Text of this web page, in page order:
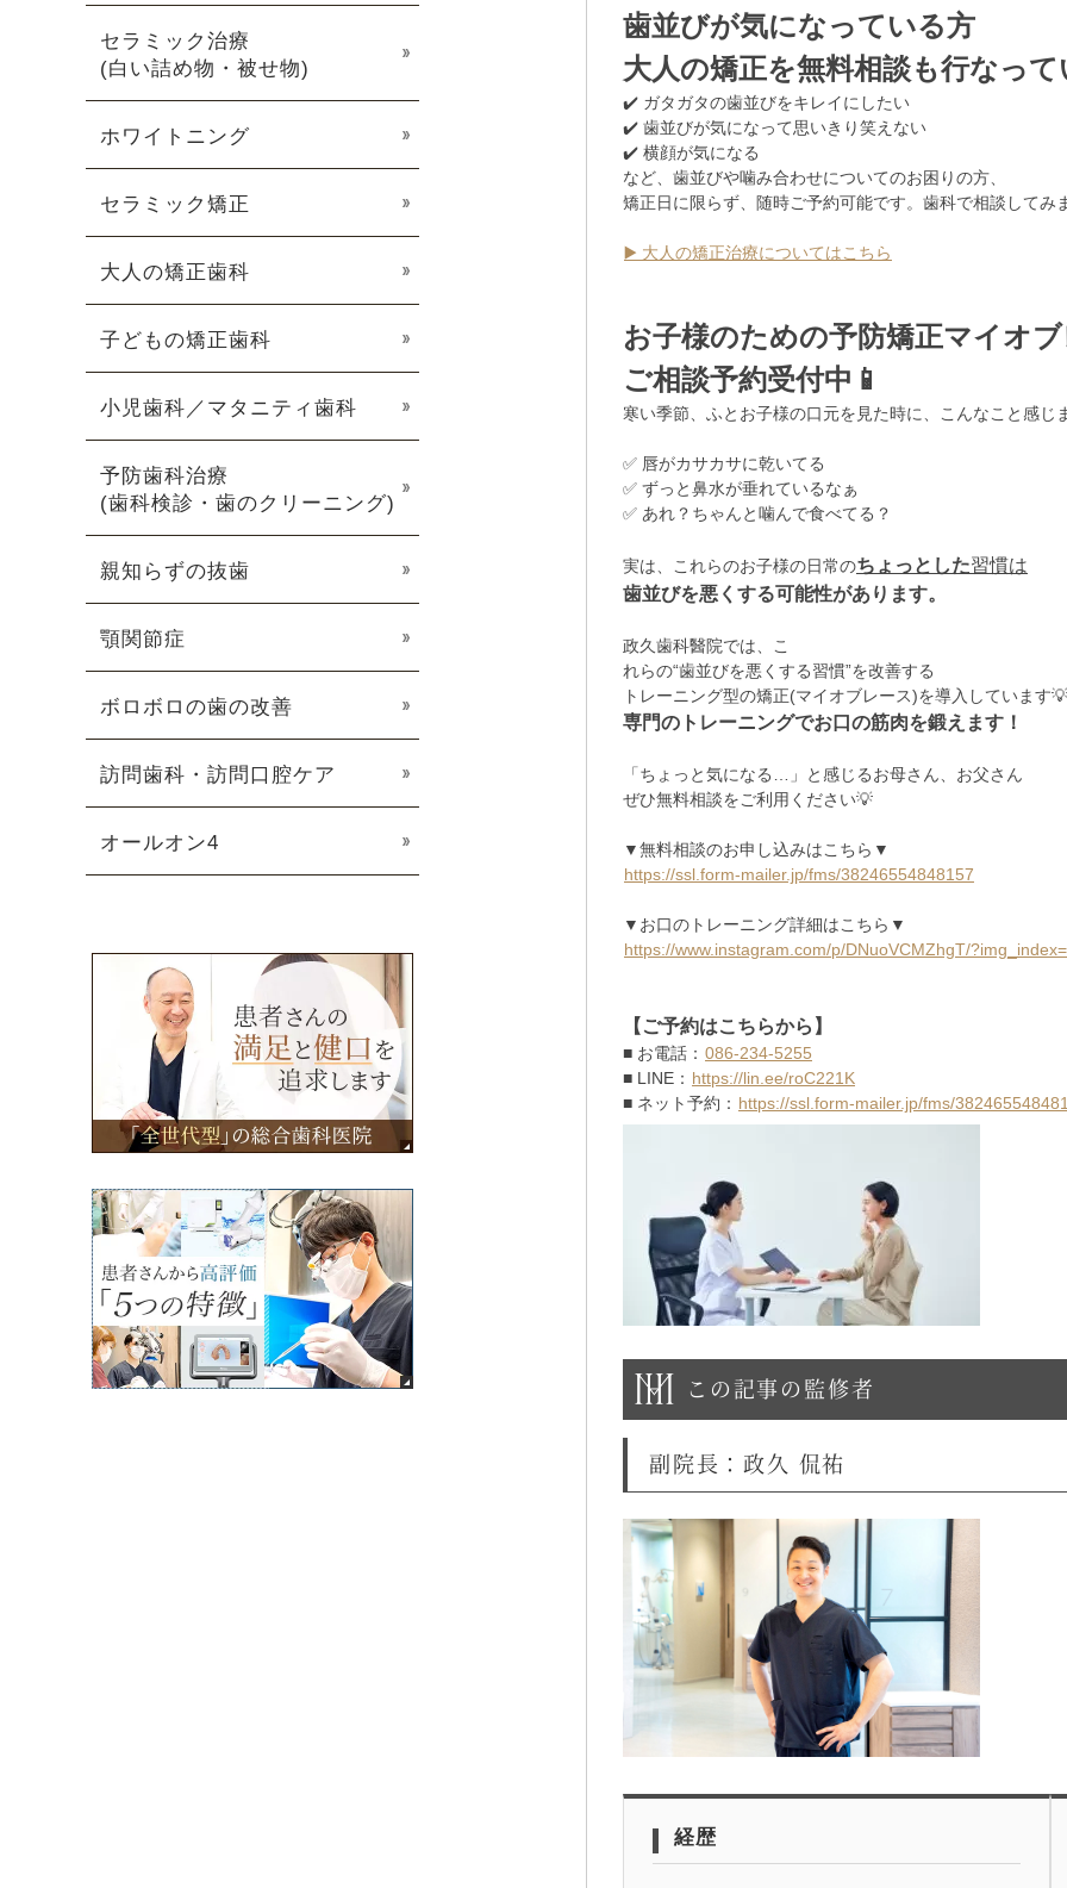
セラミック治療
(白い詰め物・被せ物)
ホワイトニング
セラミック矯正
大人の矯正歯科
子どもの矯正歯科
小児歯科／マタニティ歯科
予防歯科治療
(歯科検診・歯のクリーニング)
親知らずの抜歯
顎関節症
ボロボロの歯の改善
訪問歯科・訪問口腔ケア
オールオン4
歯並びが気になっている方
大人の矯正を無料相談も行なって
✔️ ガタガタの歯並びをキレイにしたい
✔️ 歯並びが気になって思いきり笑えない
✔️ 横顔が気になる
など、歯並びや噛み合わせについてのお困りの方、
矯正日に限らず、随時ご予約可能です。歯科で相談してみ
▶️ 大人の矯正治療についてはこちら
お子様のための予防矯正マイオ
ご相談予約受付中📱
寒い季節、ふとお子様の口元を見た時に、こんなこと感じ
✅ 唇がカサカサに乾いてる
✅ ずっと鼻水が垂れているなぁ
✅ あれ？ちゃんと噛んで食べてる？
実は、これらのお子様の日常のちょっとした習慣は
歯並びを悪くする可能性があります。
政久歯科醫院では、こ
れらの“歯並びを悪くする習慣”を改善する
トレーニング型の矯正(マイオブレース)を導入しています💡
専門のトレーニングでお口の筋肉を鍛えます！
「ちょっと気になる…」と感じるお母さん、お父さん
ぜひ無料相談をご利用ください💡
▼無料相談のお申し込みはこちら▼
https://ssl.form-mailer.jp/fms/38246554848157
▼お口のトレーニング詳細はこちら▼
https://www.instagram.com/p/DNuoVCMZhgT/
【ご予約はこちらから】
■ お電話： 086-234-5255
■ LINE： https://lin.ee/roC221K
■ ネット予約： https://ssl.form-mailer.jp/fms/
この記事の監修者
副院長：政久 侃祐
経歴